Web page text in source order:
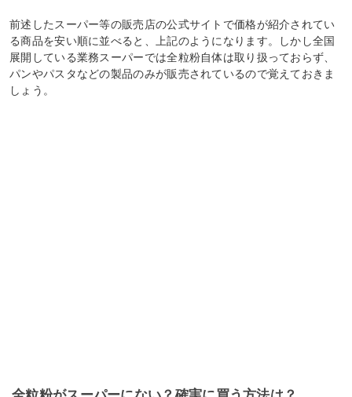
前述したスーパー等の販売店の公式サイトで価格が紹介されてい
る商品を安い順に並べると、上記のようになります。しかし全国
展開している業務スーパーでは全粒粉自体は取り扱っておらず、
パンやパスタなどの製品のみが販売されているので覚えておきま
しょう。